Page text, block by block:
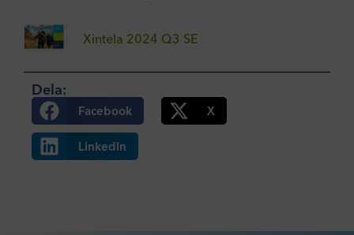
Xintela 2024 Q3 SE
Dela:
Facebook X
LinkedIn